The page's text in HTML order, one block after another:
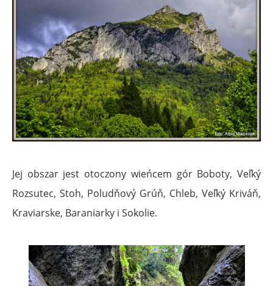
Jej obszar jest otoczony wieńcem gór Boboty, Veľký
Rozsutec, Stoh, Poludňový Grúň, Chleb, Veľký Kriváň,
Kraviarske, Baraniarky i Sokolie.